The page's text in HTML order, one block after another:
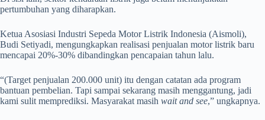
pertumbuhan yang diharapkan.
Ketua Asosiasi Industri Sepeda Motor Listrik Indonesia (Aismoli),
Budi Setiyadi, mengungkapkan realisasi penjualan motor listrik baru
mencapai 20%-30% dibandingkan pencapaian tahun lalu.
“(Target penjualan 200.000 unit) itu dengan catatan ada program
bantuan pembelian. Tapi sampai sekarang masih menggantung, jadi
kami sulit memprediksi. Masyarakat masih wait and see,” ungkapnya.